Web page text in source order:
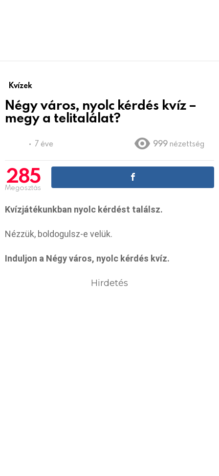
Kvízek
Négy város, nyolc kérdés kvíz –
megy a telitalálat?
7 éve 999 nézettség
285
Megosztás
Kvízjátékunkban nyolc kérdést találsz.
Nézzük, boldogulsz-e velük.
Induljon a Négy város, nyolc kérdés kvíz.
Hirdetés